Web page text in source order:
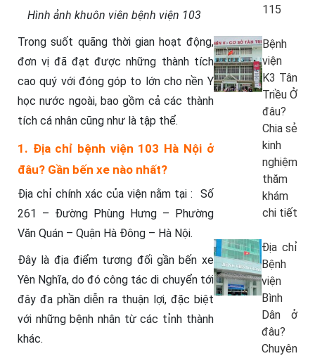
Hình ảnh khuôn viên bệnh viện 103
Trong suốt quãng thời gian hoạt động,
đơn vị đã đạt được những thành tích
cao quý với đóng góp to lớn cho nền Y
học nước ngoài, bao gồm cả các thành
tích cá nhân cũng như là tập thể.
1. Địa chỉ bệnh viện 103 Hà Nội ở
đâu? Gần bến xe nào nhất?
Địa chỉ chính xác của viện nằm tại : Số
261 – Đường Phùng Hưng – Phường
Văn Quán – Quận Hà Đông – Hà Nội.
Đây là địa điểm tương đối gần bến xe
Yên Nghĩa, do đó công tác di chuyển tới
đây đa phần diễn ra thuận lợi, đặc biệt
với những bệnh nhân từ các tỉnh thành
khác.
115
Bệnh
viện
K3 Tân
Triều Ở
đâu?
Chia sẻ
kinh
nghiệm
thăm
khám
chi tiết
Địa chỉ
Bệnh
viện
Bình
Dân ở
đâu?
Chuyên